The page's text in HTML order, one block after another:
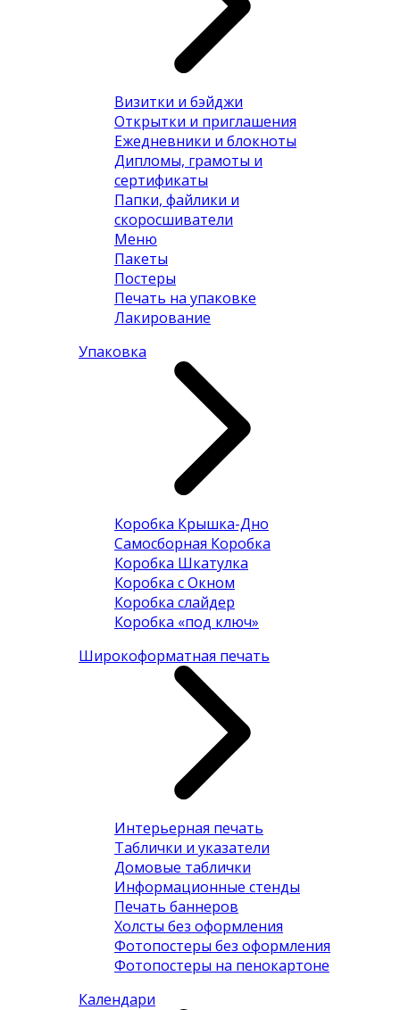
Визитки и бэйджи
Открытки и приглашения
Ежедневники и блокноты
Дипломы, грамоты и
сертификаты
Папки, файлики и
скоросшиватели
Меню
Пакеты
Постеры
Печать на упаковке
Лакирование
Упаковка
Коробка Крышка-Дно
Самосборная Коробка
Коробка Шкатулка
Коробка с Окном
Коробка слайдер
Коробка «под ключ»
Широкоформатная печать
Интерьерная печать
Таблички и указатели
Домовые таблички
Информационные стенды
Печать баннеров
Холсты без оформления
Фотопостеры без оформления
Фотопостеры на пенокартоне
Календари